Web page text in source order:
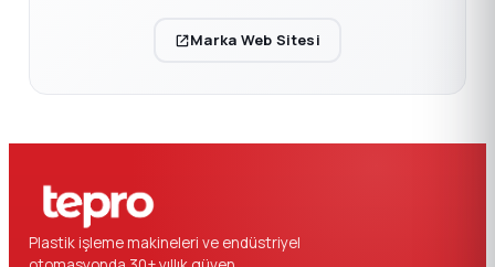
Marka Web Sitesi
Plastik işleme makineleri ve endüstriyel